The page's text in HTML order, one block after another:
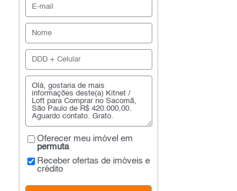
Oferecer meu imóvel em
permuta
Receber ofertas de imóveis e
crédito